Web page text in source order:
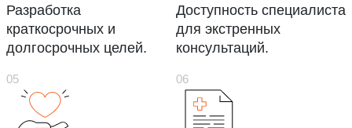
Разработка
краткосрочных и
долгосрочных целей.
Доступность специалиста
для экстренных
консультаций.